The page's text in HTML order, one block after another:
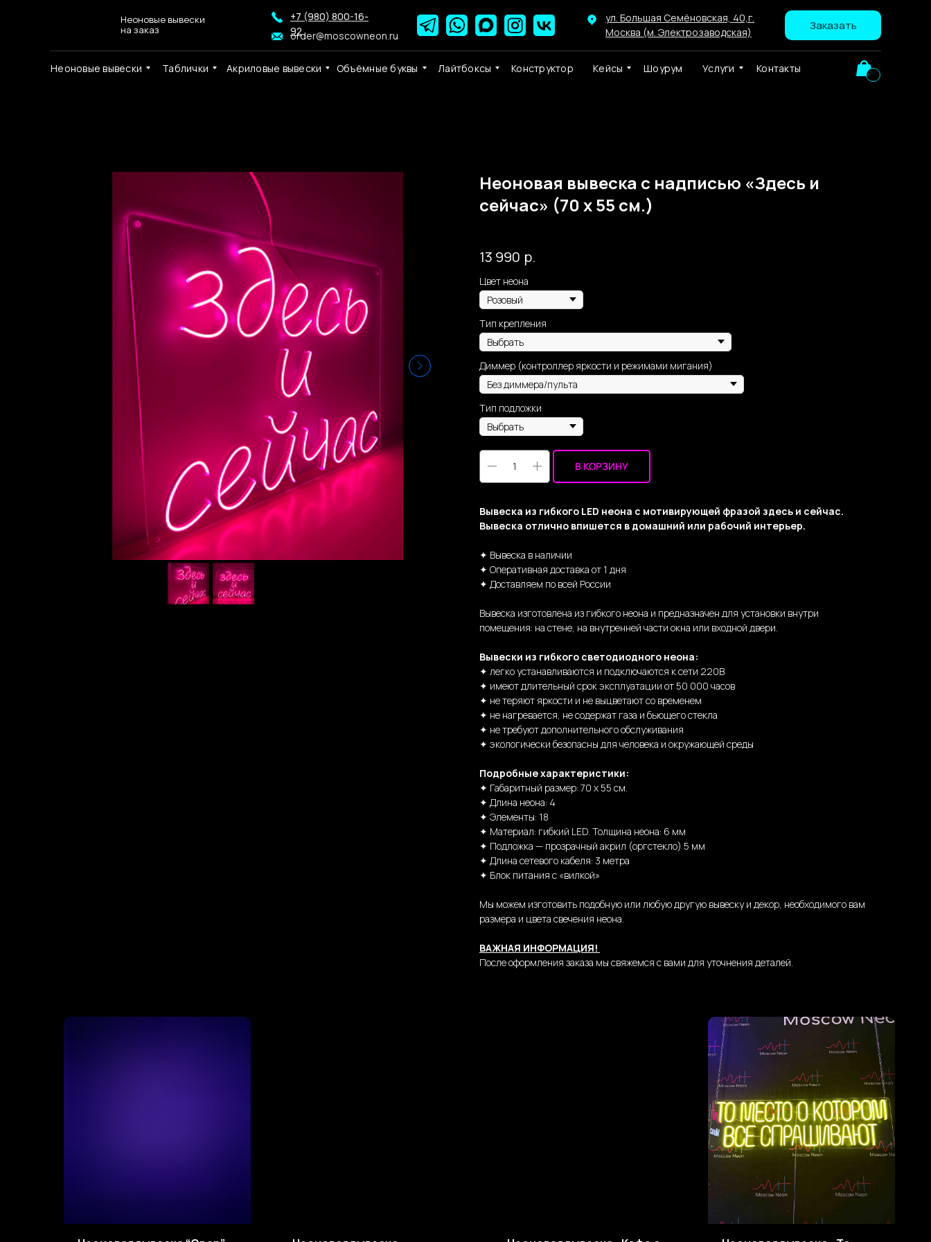
Таблички Акриловые вывески Лайтбоксы Конструктор Кейсы Услуги
Объёмные буквы
Заказать
ул. Большая Семёновская, 40,г.
Москва (м. Электрозаводская)
+7 (980) 800-16-
92
order@moscowneon.ru
Неоновые вывески
на заказ
Контакты
Неоновые вывески Шоурум
Неоновая вывеска с надписью «Здесь и
сейчас» (70 х 55 см.)
13 990 р.
Цвет неона
Тип крепления
Диммер (контроллер яркости и режимами мигания)
Тип подложки
В КОРЗИНУ
Вывеска из гибкого LED неона с мотивирующей фразой здесь и сейчас.
Вывеска отлично впишется в домашний или рабочий интерьер.
✦ Вывеска в наличии
✦ Оперативная доставка от 1 дня
✦ Доставляем по всей России
Вывеска изготовлена из гибкого неона и предназначен для установки внутри
помещения: на стене, на внутренней части окна или входной двери.
Вывески из гибкого светодиодного неона:
✦ легко устанавливаются и подключаются к сети 220В
✦ имеют длительный срок эксплуатации от 50 000 часов
✦ не теряют яркости и не выцветают со временем
✦ не нагревается, не содержат газа и бьющего стекла
✦ не требуют дополнительного обслуживания
✦ экологически безопасны для человека и окружающей среды
Подробные характеристики:
✦ Габаритный размер: 70 х 55 см.
✦ Длина неона: 4
✦ Элементы: 18
✦ Материал: гибкий LED. Толщина неона: 6 мм
✦ Подложка — прозрачный акрил (оргстекло) 5 мм
✦ Длина сетевого кабеля: 3 метра
✦ Блок питания с «вилкой»
Мы можем изготовить подобную или любую другую вывеску и декор, необходимого вам
размера и цвета свечения неона.
ВАЖНАЯ ИНФОРМАЦИЯ!
После оформления заказа мы свяжемся с вами для уточнения деталей.